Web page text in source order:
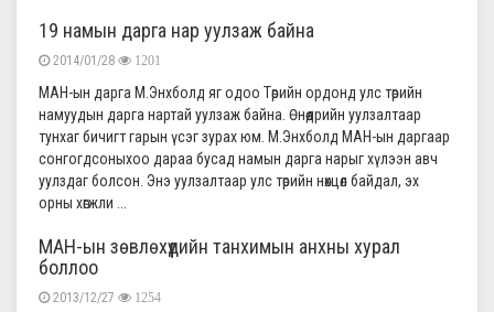
19 намын дарга нар уулзаж байна
2014/01/28 1201
МАН-ын дарга М.Энхболд яг одоо Төрийн ордонд улс төрийн
намуудын дарга нартай уулзаж байна. Өнөөдрийн уулзалтаар
тунхаг бичигт гарын үсэг зурах юм. М.Энхболд МАН-ын даргаар
сонгогдсоныхоо дараа бусад намын дарга нарыг хүлээн авч
уулздаг болсон. Энэ уулзалтаар улс төрийн нөхцөл байдал, эх
орны хөгжли ...
МАН-ын зөвлөхүүдийн танхимын анхны хурал
боллоо
2013/12/27 1254